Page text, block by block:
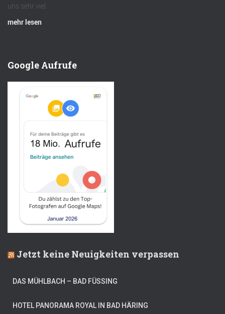
uns sehr viel.
mehr lesen
Google Aufrufe
Jetzt keine Neuigkeiten verpassen
DAS MÜHLBACH – BAD FÜSSING
HOTEL PANORAMA ROYAL IN BAD HÄRING